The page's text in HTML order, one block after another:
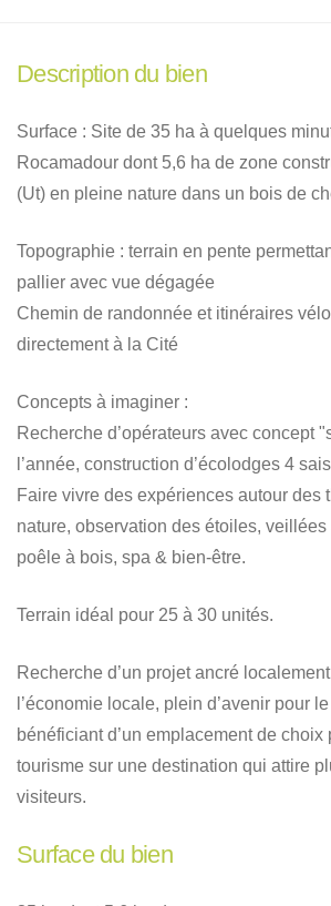
Description du bien
Surface : Site de 35 ha à quelques
Rocamadour dont 5,6 ha de zone
(Ut) en pleine nature dans un bois de
Topographie : terrain en pente
pallier avec vue dégagée
Chemin de randonnée et itinéraires
directement à la Cité
Concepts à imaginer :
Recherche d’opérateurs avec concept
l’année, construction d’écolodges 4
Faire vivre des expériences autour des
nature, observation des étoiles,
poêle à bois, spa & bien-être.
Terrain idéal pour 25 à 30 unités.
Recherche d’un projet ancré
l’économie locale, plein d’avenir pour
bénéficiant d’un emplacement de
tourisme sur une destination qui attire
visiteurs.
Surface du bien